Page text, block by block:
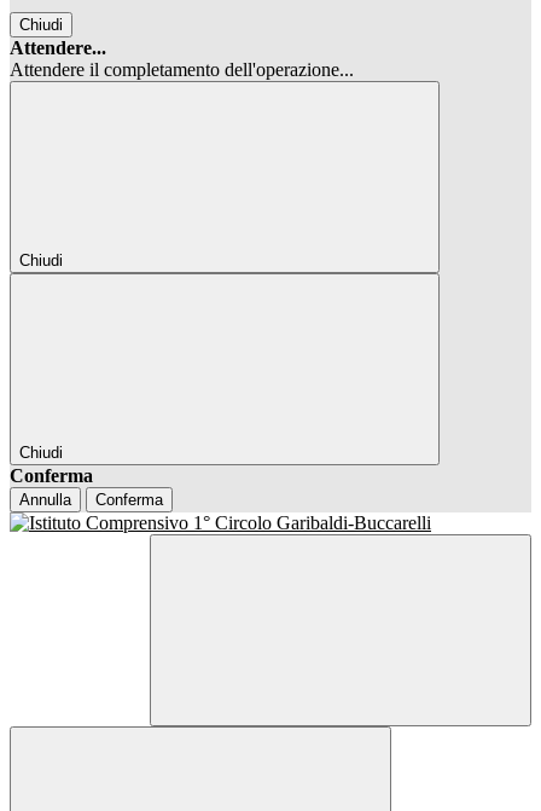
Chiudi
Attendere...
Attendere il completamento dell'operazione...
Chiudi
Chiudi
Conferma
Annulla Conferma